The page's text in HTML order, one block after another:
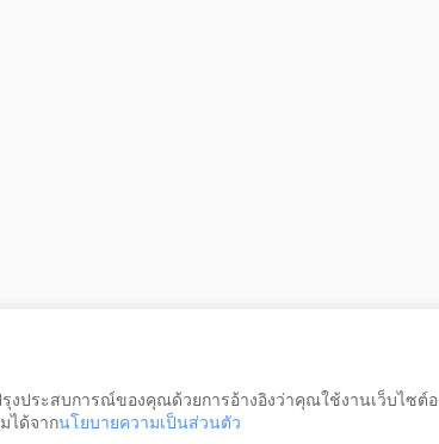
งประสบการณ์ของคุณด้วยการอ้างอิงว่าคุณใช้งานเว็บไซต์อ
ได้จากนโยบายความเป็นส่วนตัว